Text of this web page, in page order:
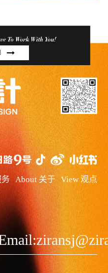
务 About 关于
View 观点